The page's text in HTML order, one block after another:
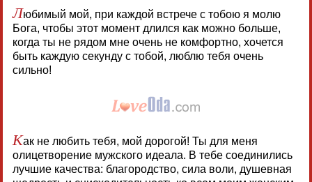
Любимый мой, при каждой встрече с тобою я молю
Бога, чтобы этот момент длился как можно больше,
когда ты не рядом мне очень не комфортно, хочется
быть каждую секунду с тобой, люблю тебя очень
сильно!
Как не любить тебя, мой дорогой! Ты для меня
олицетворение мужского идеала. В тебе соединились
лучшие качества: благородство, сила воли, душевная